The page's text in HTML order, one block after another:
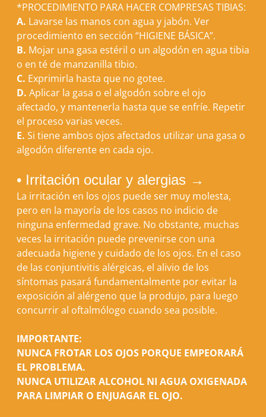
*PROCEDIMIENTO PARA HACER COMPRESAS TIBIAS:
A. Lavarse las manos con agua y jabón. Ver
procedimiento en sección “HIGIENE BÁSICA”.
B. Mojar una gasa estéril o un algodón en agua tibia
o en té de manzanilla tibio.
C. Exprimirla hasta que no gotee.
D. Aplicar la gasa o el algodón sobre el ojo
afectado, y mantenerla hasta que se enfríe. Repetir
el proceso varias veces.
E. Si tiene ambos ojos afectados utilizar una gasa o
algodón diferente en cada ojo.
• Irritación ocular y alergias →
La irritación en los ojos puede ser muy molesta,
pero en la mayoría de los casos no indicio de
ninguna enfermedad grave. No obstante, muchas
veces la irritación puede prevenirse con una
adecuada higiene y cuidado de los ojos. En el caso
de las conjuntivitis alérgicas, el alivio de los
síntomas pasará fundamentalmente por evitar la
exposición al alérgeno que la produjo, para luego
concurrir al oftalmólogo cuando sea posible.
IMPORTANTE:
NUNCA FROTAR LOS OJOS PORQUE EMPEORARÁ
EL PROBLEMA.
NUNCA UTILIZAR ALCOHOL NI AGUA OXIGENADA
PARA LIMPIAR O ENJUAGAR EL OJO.